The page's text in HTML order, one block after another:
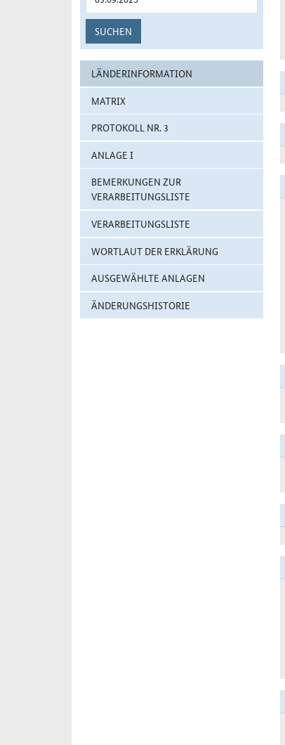
SUCHEN
LÄNDERINFORMATION
MATRIX
PROTOKOLL NR. 3
ANLAGE I
BEMERKUNGEN ZUR
VERARBEITUNGSLISTE
VERARBEITUNGSLISTE
WORTLAUT DER ERKLÄRUNG
AUSGEWÄHLTE ANLAGEN
ÄNDERUNGSHISTORIE